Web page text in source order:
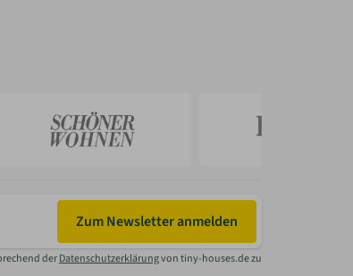
Zum Newsletter anmelden
derDatenschutzerklärungvon tiny-houses.de zu